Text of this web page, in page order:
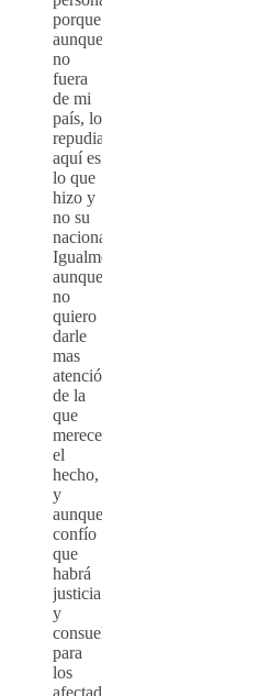
porque
aunque
no
fuera
de mi
país, lo
repudiable
aquí es
lo que
hizo y
no su
nacionalidad.
Igualmente
aunque
no
quiero
darle
mas
atención
de la
que
merece
el
hecho,
y
aunque
confío
que
habrá
justicia
y
consuelo
para
los
afectados.